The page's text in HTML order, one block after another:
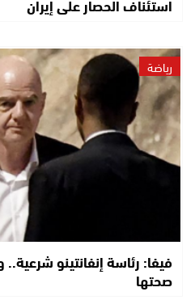
رياضة
فيفا: رئاسة إنفانتينو شرعية..
صحتها